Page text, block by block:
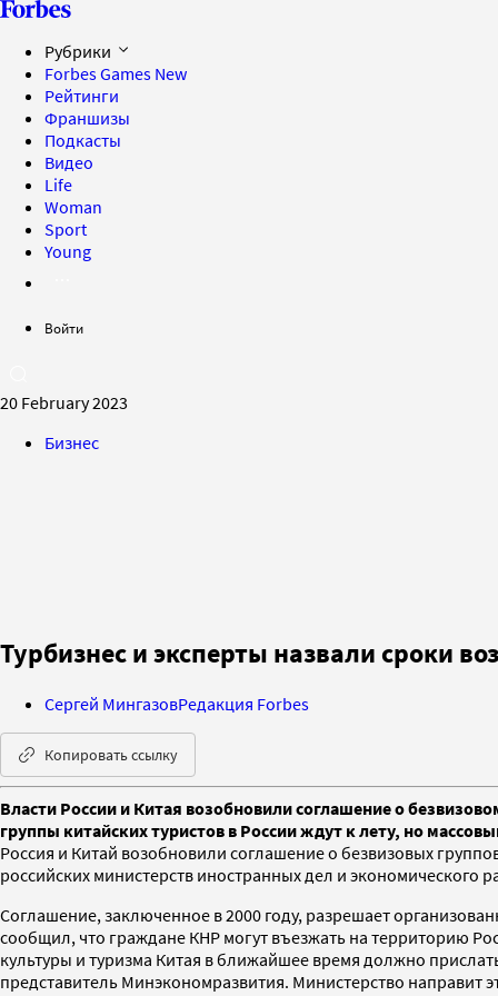
Рубрики
Forbes Games New
Рейтинги
Франшизы
Подкасты
Видео
Life
Woman
Sport
Young
Войти
20 February 2023
Бизнес
Турбизнес и эксперты назвали сроки
Сергей МингазовРедакция Forbes
Копировать ссылку
Власти России и Китая возобновили соглашение о
группы китайских туристов в России ждут к лету, но
Россия и Китай возобновили соглашение о безвизовых
российских министерств иностранных дел и экономического
Соглашение, заключенное в 2000 году, разрешает
сообщил, что граждане КНР могут въезжать на территорию
культуры и туризма Китая в ближайшее время должно
представитель Минэкономразвития. Министерство направит